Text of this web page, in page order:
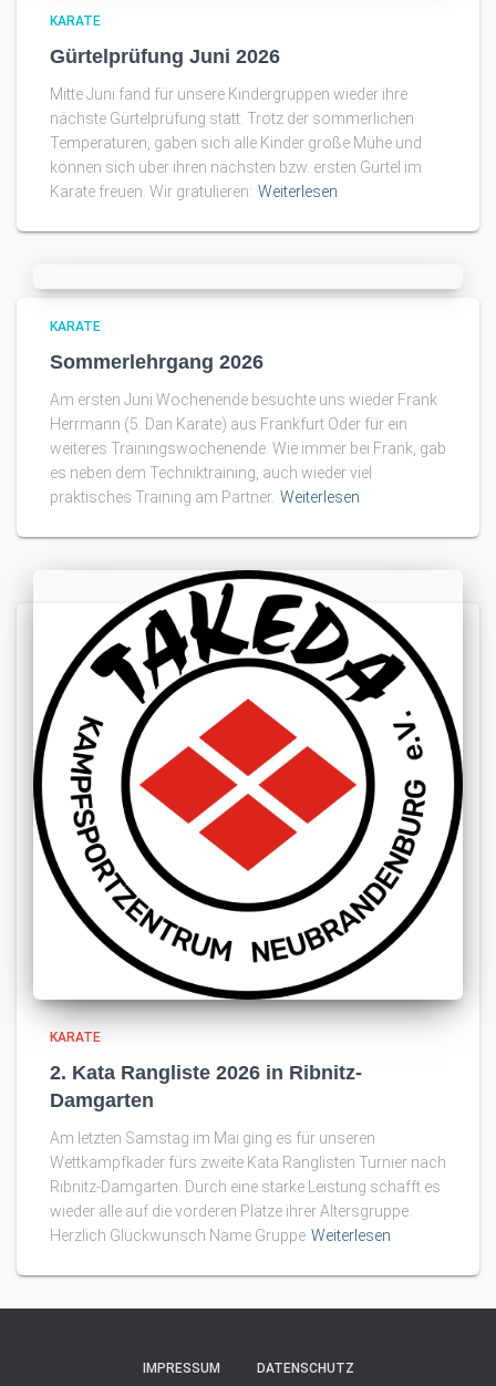
KARATE
Gürtelprüfung Juni 2026
Mitte Juni fand für unsere Kindergruppen wieder ihre
nächste Gürtelprüfung statt. Trotz der sommerlichen
Temperaturen, gaben sich alle Kinder große Mühe und
können sich über ihren nächsten bzw. ersten Gürtel im
Karate freuen. Wir gratulieren: Weiterlesen
KARATE
Sommerlehrgang 2026
Am ersten Juni Wochenende besuchte uns wieder Frank
Herrmann (5. Dan Karate) aus Frankfurt Oder für ein
weiteres Trainingswochenende. Wie immer bei Frank, gab
es neben dem Techniktraining, auch wieder viel
praktisches Training am Partner. Weiterlesen
KARATE
2. Kata Rangliste 2026 in Ribnitz-
Damgarten
Am letzten Samstag im Mai ging es für unseren
Wettkampfkader fürs zweite Kata Ranglisten Turnier nach
Ribnitz-Damgarten. Durch eine starke Leistung schafft es
wieder alle auf die vorderen Plätze ihrer Altersgruppe.
Herzlich Glückwunsch Name Gruppe Weiterlesen
IMPRESSUM DATENSCHUTZ